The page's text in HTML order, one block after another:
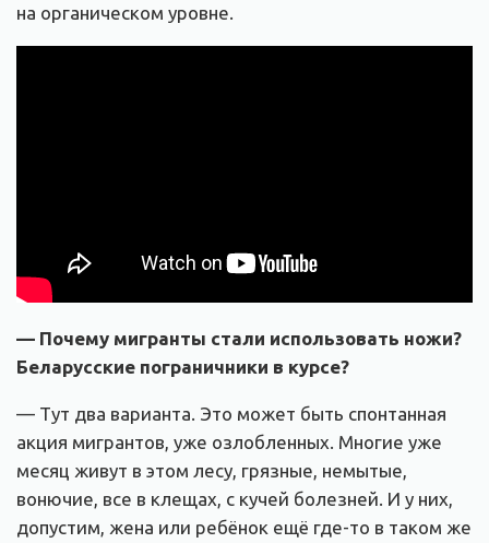
на органическом уровне.
— Почему мигранты стали использовать ножи?
Беларусские пограничники в курсе?
— Тут два варианта. Это может быть спонтанная
акция мигрантов, уже озлобленных. Многие уже
месяц живут в этом лесу, грязные, немытые,
вонючие, все в клещах, с кучей болезней. И у них,
допустим, жена или ребёнок ещё где-то в таком же